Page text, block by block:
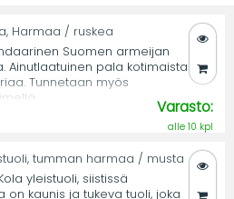
Harmaa / ruskea
Suomen armeijan
Ainutlaatuinen pala kotimaista
Tunnetaan myös
Varasto:
alle 10 kpl
tumman harmaa / musta
yleistuoli, siistissä
on kaunis ja tukeva tuoli, joka